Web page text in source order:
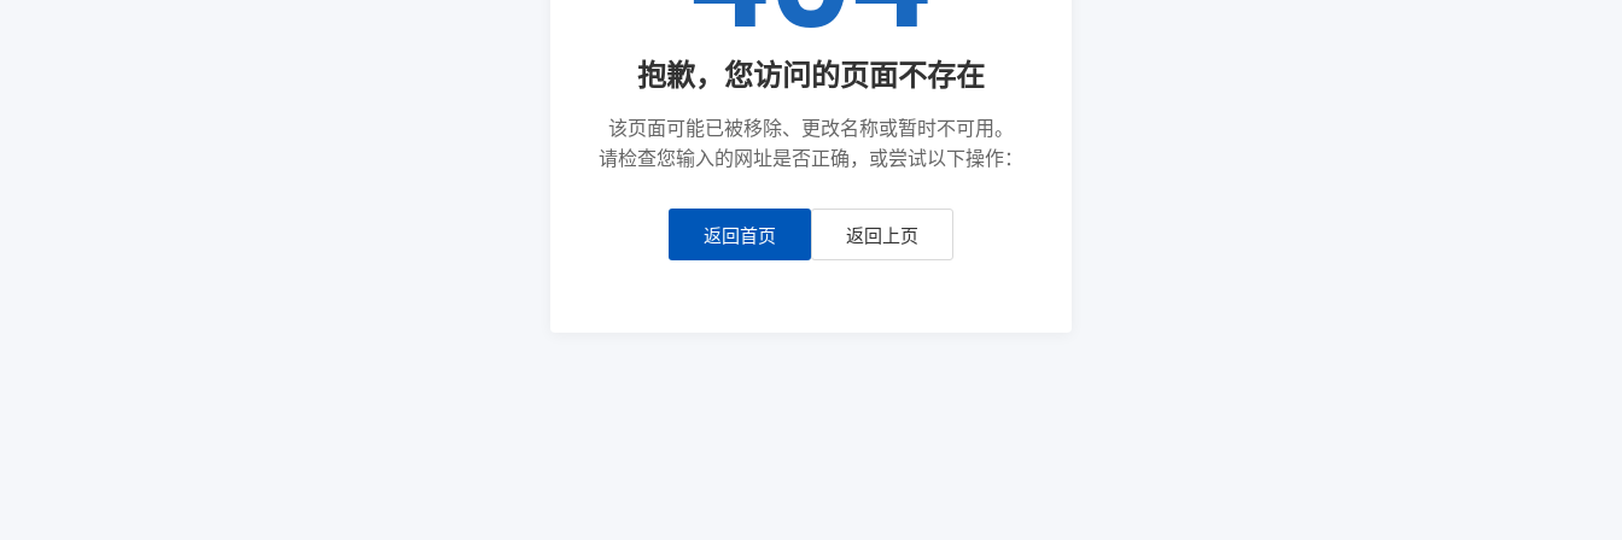
抱歉，您访问的页面不存在
该页面可能已被移除、更改名称或暂时不可用。
请检查您输入的网址是否正确，或尝试以下操作：
返回首页 返回上页